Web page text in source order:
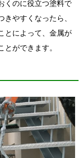
くのに役立つ塗料で
やすくなったら、
とによって、金属が
ができます。